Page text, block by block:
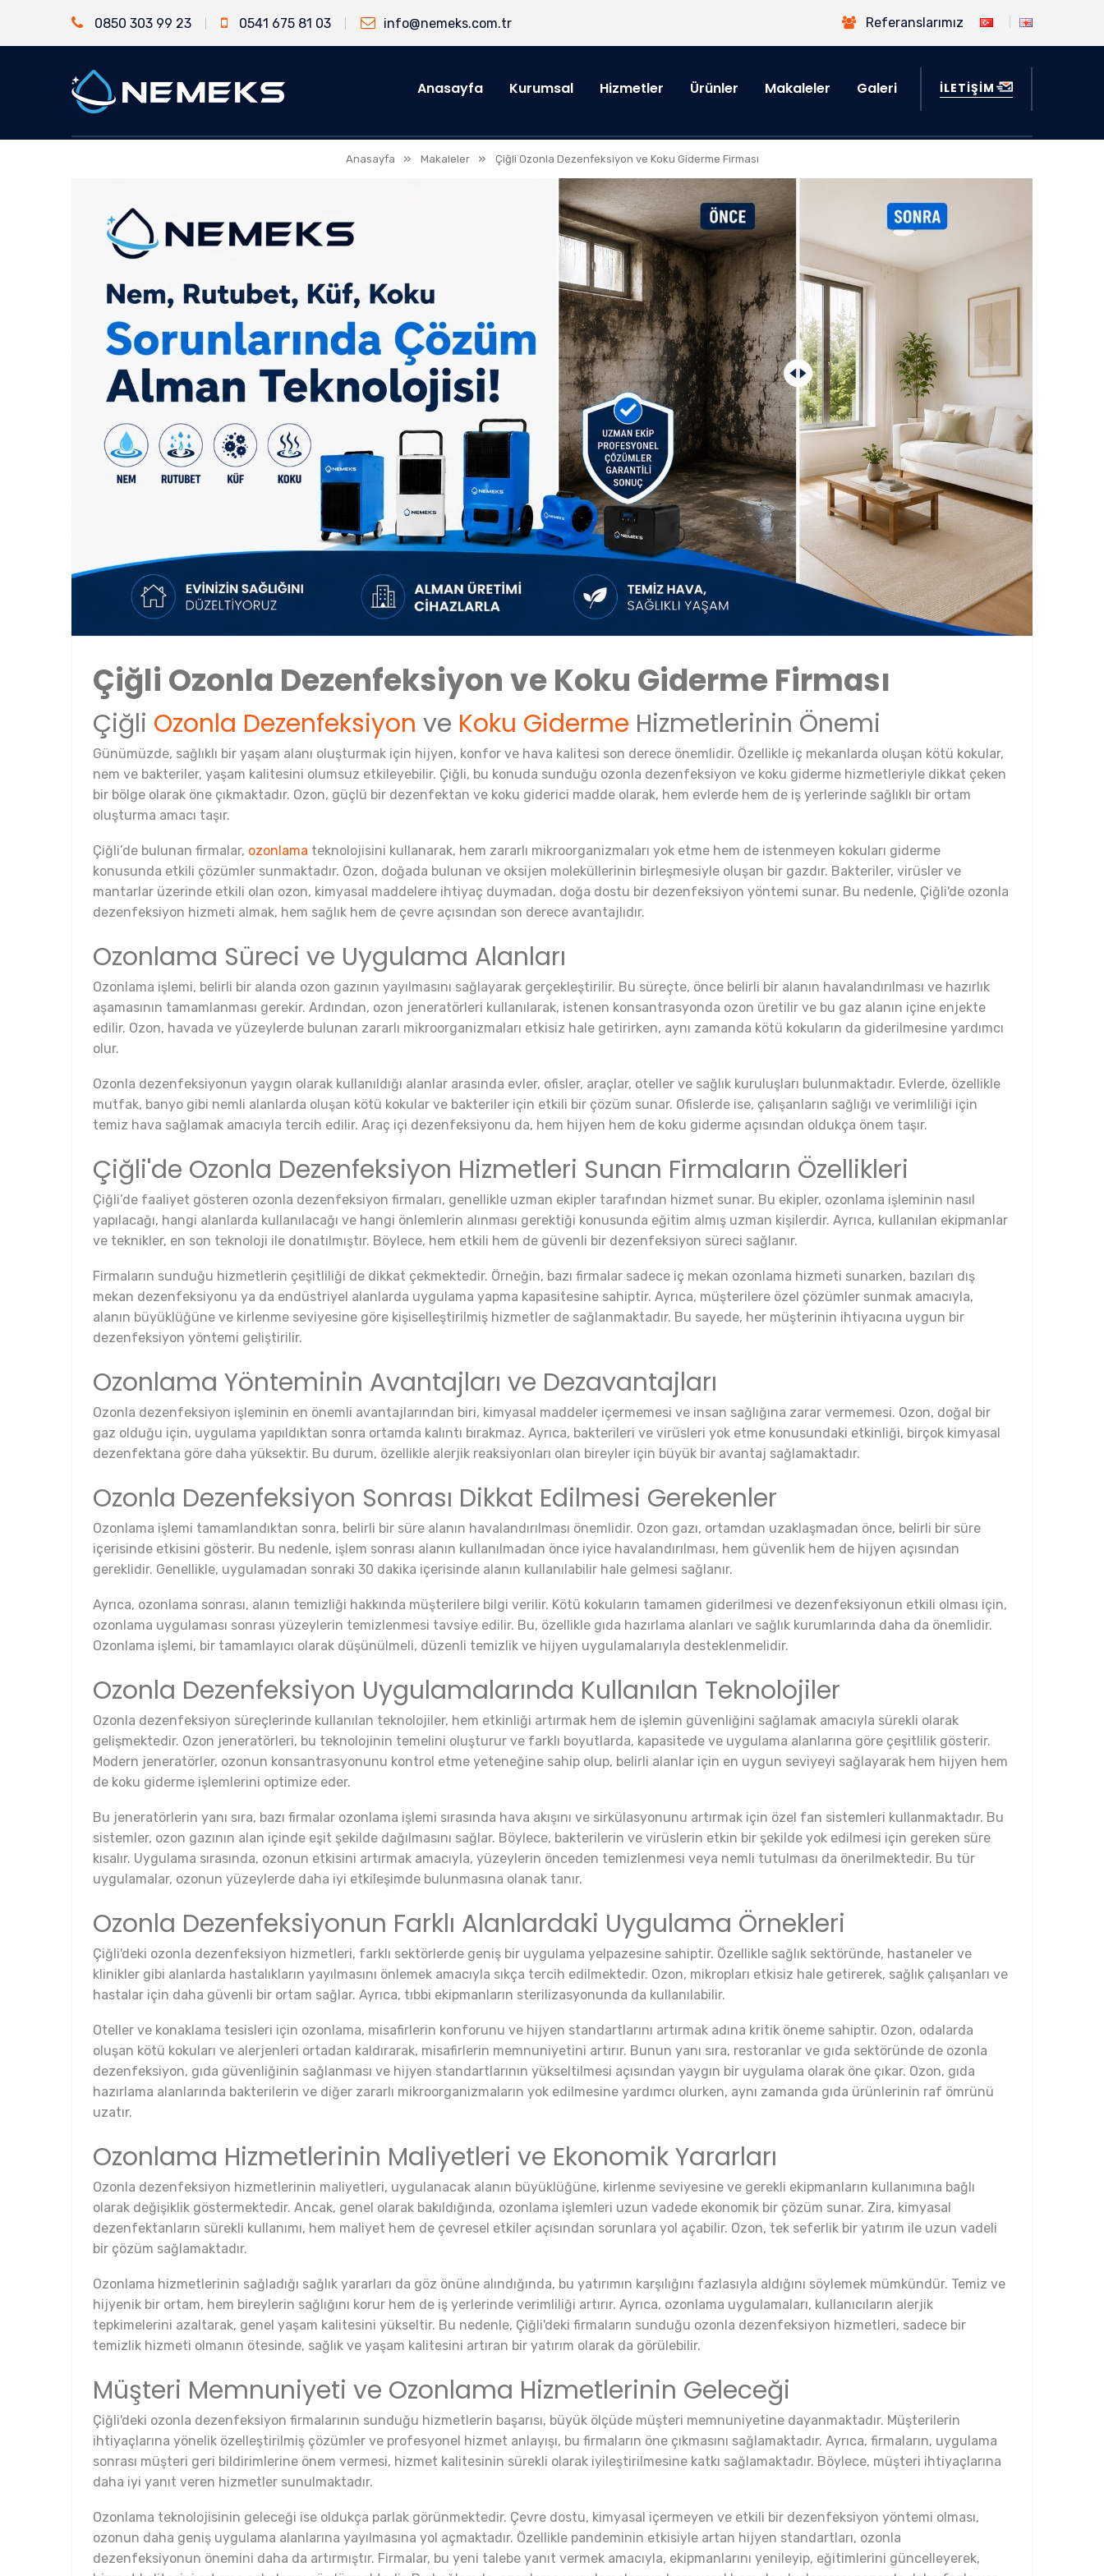
0850 303 99 23 0541 675 81 03 info@nemeks.com.tr Referanslarımız
Anasayfa Kurumsal Hizmetler Ürünler Makaleler Galeri İLETİŞİM
Anasayfa » Makaleler » Çiğli Ozonla Dezenfeksiyon ve Koku Giderme Firması
Çiğli Ozonla Dezenfeksiyon ve Koku Giderme Firması
Çiğli Ozonla Dezenfeksiyon ve Koku Giderme Hizmetlerinin Önemi
Günümüzde, sağlıklı bir yaşam alanı oluşturmak için hijyen, konfor ve hava kalitesi son derece önemlidir. Özellikle iç mekanlarda oluşan kötü kokular,
nem ve bakteriler, yaşam kalitesini olumsuz etkileyebilir. Çiğli, bu konuda sunduğu ozonla dezenfeksiyon ve koku giderme hizmetleriyle dikkat çeken
bir bölge olarak öne çıkmaktadır. Ozon, güçlü bir dezenfektan ve koku giderici madde olarak, hem evlerde hem de iş yerlerinde sağlıklı bir ortam
oluşturma amacı taşır.
Çiğli’de bulunan firmalar, ozonlama teknolojisini kullanarak, hem zararlı mikroorganizmaları yok etme hem de istenmeyen kokuları giderme
konusunda etkili çözümler sunmaktadır. Ozon, doğada bulunan ve oksijen moleküllerinin birleşmesiyle oluşan bir gazdır. Bakteriler, virüsler ve
mantarlar üzerinde etkili olan ozon, kimyasal maddelere ihtiyaç duymadan, doğa dostu bir dezenfeksiyon yöntemi sunar. Bu nedenle, Çiğli'de ozonla
dezenfeksiyon hizmeti almak, hem sağlık hem de çevre açısından son derece avantajlıdır.
Ozonlama Süreci ve Uygulama Alanları
Ozonlama işlemi, belirli bir alanda ozon gazının yayılmasını sağlayarak gerçekleştirilir. Bu süreçte, önce belirli bir alanın havalandırılması ve hazırlık
aşamasının tamamlanması gerekir. Ardından, ozon jeneratörleri kullanılarak, istenen konsantrasyonda ozon üretilir ve bu gaz alanın içine enjekte
edilir. Ozon, havada ve yüzeylerde bulunan zararlı mikroorganizmaları etkisiz hale getirirken, aynı zamanda kötü kokuların da giderilmesine yardımcı
olur.
Ozonla dezenfeksiyonun yaygın olarak kullanıldığı alanlar arasında evler, ofisler, araçlar, oteller ve sağlık kuruluşları bulunmaktadır. Evlerde, özellikle
mutfak, banyo gibi nemli alanlarda oluşan kötü kokular ve bakteriler için etkili bir çözüm sunar. Ofislerde ise, çalışanların sağlığı ve verimliliği için
temiz hava sağlamak amacıyla tercih edilir. Araç içi dezenfeksiyonu da, hem hijyen hem de koku giderme açısından oldukça önem taşır.
Çiğli'de Ozonla Dezenfeksiyon Hizmetleri Sunan Firmaların Özellikleri
Çiğli’de faaliyet gösteren ozonla dezenfeksiyon firmaları, genellikle uzman ekipler tarafından hizmet sunar. Bu ekipler, ozonlama işleminin nasıl
yapılacağı, hangi alanlarda kullanılacağı ve hangi önlemlerin alınması gerektiği konusunda eğitim almış uzman kişilerdir. Ayrıca, kullanılan ekipmanlar
ve teknikler, en son teknoloji ile donatılmıştır. Böylece, hem etkili hem de güvenli bir dezenfeksiyon süreci sağlanır.
Firmaların sunduğu hizmetlerin çeşitliliği de dikkat çekmektedir. Örneğin, bazı firmalar sadece iç mekan ozonlama hizmeti sunarken, bazıları dış
mekan dezenfeksiyonu ya da endüstriyel alanlarda uygulama yapma kapasitesine sahiptir. Ayrıca, müşterilere özel çözümler sunmak amacıyla,
alanın büyüklüğüne ve kirlenme seviyesine göre kişiselleştirilmiş hizmetler de sağlanmaktadır. Bu sayede, her müşterinin ihtiyacına uygun bir
dezenfeksiyon yöntemi geliştirilir.
Ozonlama Yönteminin Avantajları ve Dezavantajları
Ozonla dezenfeksiyon işleminin en önemli avantajlarından biri, kimyasal maddeler içermemesi ve insan sağlığına zarar vermemesi. Ozon, doğal bir
gaz olduğu için, uygulama yapıldıktan sonra ortamda kalıntı bırakmaz. Ayrıca, bakterileri ve virüsleri yok etme konusundaki etkinliği, birçok kimyasal
dezenfektana göre daha yüksektir. Bu durum, özellikle alerjik reaksiyonları olan bireyler için büyük bir avantaj sağlamaktadır.
Ozonla Dezenfeksiyon Sonrası Dikkat Edilmesi Gerekenler
Ozonlama işlemi tamamlandıktan sonra, belirli bir süre alanın havalandırılması önemlidir. Ozon gazı, ortamdan uzaklaşmadan önce, belirli bir süre
içerisinde etkisini gösterir. Bu nedenle, işlem sonrası alanın kullanılmadan önce iyice havalandırılması, hem güvenlik hem de hijyen açısından
gereklidir. Genellikle, uygulamadan sonraki 30 dakika içerisinde alanın kullanılabilir hale gelmesi sağlanır.
Ayrıca, ozonlama sonrası, alanın temizliği hakkında müşterilere bilgi verilir. Kötü kokuların tamamen giderilmesi ve dezenfeksiyonun etkili olması için,
ozonlama uygulaması sonrası yüzeylerin temizlenmesi tavsiye edilir. Bu, özellikle gıda hazırlama alanları ve sağlık kurumlarında daha da önemlidir.
Ozonlama işlemi, bir tamamlayıcı olarak düşünülmeli, düzenli temizlik ve hijyen uygulamalarıyla desteklenmelidir.
Ozonla Dezenfeksiyon Uygulamalarında Kullanılan Teknolojiler
Ozonla dezenfeksiyon süreçlerinde kullanılan teknolojiler, hem etkinliği artırmak hem de işlemin güvenliğini sağlamak amacıyla sürekli olarak
gelişmektedir. Ozon jeneratörleri, bu teknolojinin temelini oluşturur ve farklı boyutlarda, kapasitede ve uygulama alanlarına göre çeşitlilik gösterir.
Modern jeneratörler, ozonun konsantrasyonunu kontrol etme yeteneğine sahip olup, belirli alanlar için en uygun seviyeyi sağlayarak hem hijyen hem
de koku giderme işlemlerini optimize eder.
Bu jeneratörlerin yanı sıra, bazı firmalar ozonlama işlemi sırasında hava akışını ve sirkülasyonunu artırmak için özel fan sistemleri kullanmaktadır. Bu
sistemler, ozon gazının alan içinde eşit şekilde dağılmasını sağlar. Böylece, bakterilerin ve virüslerin etkin bir şekilde yok edilmesi için gereken süre
kısalır. Uygulama sırasında, ozonun etkisini artırmak amacıyla, yüzeylerin önceden temizlenmesi veya nemli tutulması da önerilmektedir. Bu tür
uygulamalar, ozonun yüzeylerde daha iyi etkileşimde bulunmasına olanak tanır.
Ozonla Dezenfeksiyonun Farklı Alanlardaki Uygulama Örnekleri
Çiğli'deki ozonla dezenfeksiyon hizmetleri, farklı sektörlerde geniş bir uygulama yelpazesine sahiptir. Özellikle sağlık sektöründe, hastaneler ve
klinikler gibi alanlarda hastalıkların yayılmasını önlemek amacıyla sıkça tercih edilmektedir. Ozon, mikropları etkisiz hale getirerek, sağlık çalışanları ve
hastalar için daha güvenli bir ortam sağlar. Ayrıca, tıbbi ekipmanların sterilizasyonunda da kullanılabilir.
Oteller ve konaklama tesisleri için ozonlama, misafirlerin konforunu ve hijyen standartlarını artırmak adına kritik öneme sahiptir. Ozon, odalarda
oluşan kötü kokuları ve alerjenleri ortadan kaldırarak, misafirlerin memnuniyetini artırır. Bunun yanı sıra, restoranlar ve gıda sektöründe de ozonla
dezenfeksiyon, gıda güvenliğinin sağlanması ve hijyen standartlarının yükseltilmesi açısından yaygın bir uygulama olarak öne çıkar. Ozon, gıda
hazırlama alanlarında bakterilerin ve diğer zararlı mikroorganizmaların yok edilmesine yardımcı olurken, aynı zamanda gıda ürünlerinin raf ömrünü
uzatır.
Ozonlama Hizmetlerinin Maliyetleri ve Ekonomik Yararları
Ozonla dezenfeksiyon hizmetlerinin maliyetleri, uygulanacak alanın büyüklüğüne, kirlenme seviyesine ve gerekli ekipmanların kullanımına bağlı
olarak değişiklik göstermektedir. Ancak, genel olarak bakıldığında, ozonlama işlemleri uzun vadede ekonomik bir çözüm sunar. Zira, kimyasal
dezenfektanların sürekli kullanımı, hem maliyet hem de çevresel etkiler açısından sorunlara yol açabilir. Ozon, tek seferlik bir yatırım ile uzun vadeli
bir çözüm sağlamaktadır.
Ozonlama hizmetlerinin sağladığı sağlık yararları da göz önüne alındığında, bu yatırımın karşılığını fazlasıyla aldığını söylemek mümkündür. Temiz ve
hijyenik bir ortam, hem bireylerin sağlığını korur hem de iş yerlerinde verimliliği artırır. Ayrıca, ozonlama uygulamaları, kullanıcıların alerjik
tepkimelerini azaltarak, genel yaşam kalitesini yükseltir. Bu nedenle, Çiğli'deki firmaların sunduğu ozonla dezenfeksiyon hizmetleri, sadece bir
temizlik hizmeti olmanın ötesinde, sağlık ve yaşam kalitesini artıran bir yatırım olarak da görülebilir.
Müşteri Memnuniyeti ve Ozonlama Hizmetlerinin Geleceği
Çiğli'deki ozonla dezenfeksiyon firmalarının sunduğu hizmetlerin başarısı, büyük ölçüde müşteri memnuniyetine dayanmaktadır. Müşterilerin
ihtiyaçlarına yönelik özelleştirilmiş çözümler ve profesyonel hizmet anlayışı, bu firmaların öne çıkmasını sağlamaktadır. Ayrıca, firmaların, uygulama
sonrası müşteri geri bildirimlerine önem vermesi, hizmet kalitesinin sürekli olarak iyileştirilmesine katkı sağlamaktadır. Böylece, müşteri ihtiyaçlarına
daha iyi yanıt veren hizmetler sunulmaktadır.
Ozonlama teknolojisinin geleceği ise oldukça parlak görünmektedir. Çevre dostu, kimyasal içermeyen ve etkili bir dezenfeksiyon yöntemi olması,
ozonun daha geniş uygulama alanlarına yayılmasına yol açmaktadır. Özellikle pandeminin etkisiyle artan hijyen standartları, ozonla
dezenfeksiyonun önemini daha da artırmıştır. Firmalar, bu yeni talebe yanıt vermek amacıyla, ekipmanlarını yenileyip, eğitimlerini güncelleyerek,